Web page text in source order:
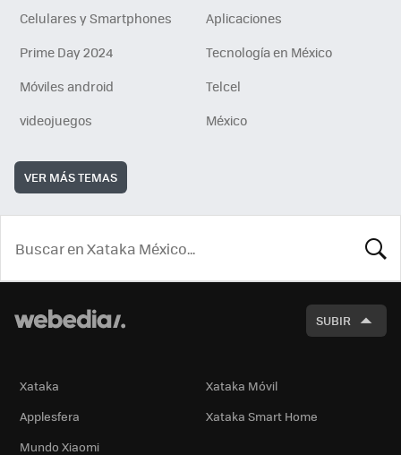
Celulares y Smartphones
Aplicaciones
Prime Day 2024
Tecnología en México
Móviles android
Telcel
videojuegos
México
VER MÁS TEMAS
SUBIR
Xataka
Xataka Móvil
Applesfera
Xataka Smart Home
Mundo Xiaomi